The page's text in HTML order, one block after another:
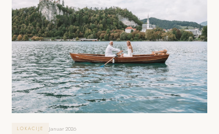
LOKACIJE Januar 2026